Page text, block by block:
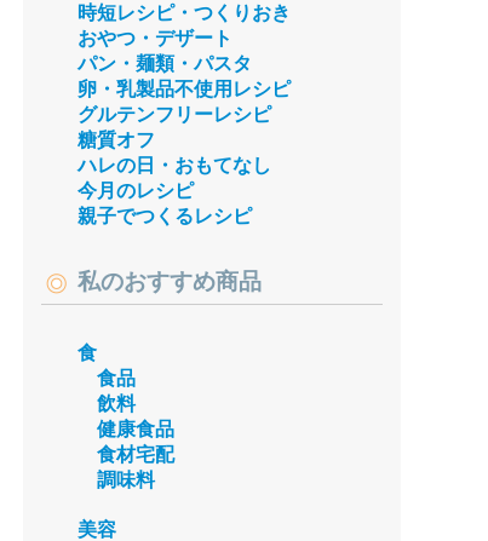
時短レシピ・つくりおき
おやつ・デザート
パン・麺類・パスタ
卵・乳製品不使用レシピ
グルテンフリーレシピ
糖質オフ
ハレの日・おもてなし
今月のレシピ
親子でつくるレシピ
私のおすすめ商品
食
食品
飲料
健康食品
食材宅配
調味料
美容